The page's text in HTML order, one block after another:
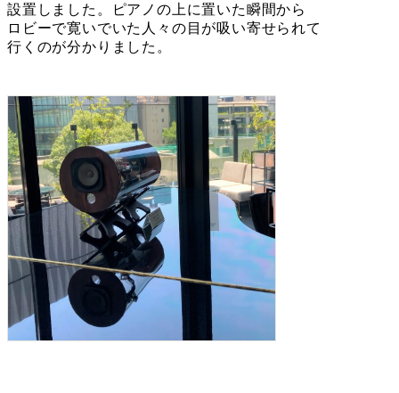
設置しました。ピアノの上に置いた瞬間から
ロビーで寛いでいた人々の目が吸い寄せられて
行くのが分かりました。